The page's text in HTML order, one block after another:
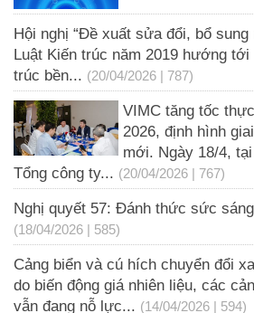
Hội nghị “Đề xuất sửa đổi, bổ
Luật Kiến trúc năm 2019 hướng
trúc bền... (20/04/2026 | 787)
VIMC tăng tốc
2026, định hình
mới. Ngày 18/4,
Tổng công ty... (20/04/2026 | 767)
Nghị quyết 57: Đánh thức sức
(18/04/2026 | 585)
Cảng biển và cú hích chuyển đổi
do biến động giá nhiên liệu, các
vẫn đang nỗ lực... (14/04/2026 | 594)